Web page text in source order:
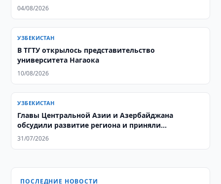
04/08/2026
УЗБЕКИСТАН
В ТГТУ открылось представительство
университета Нагаока
10/08/2026
УЗБЕКИСТАН
Главы Центральной Азии и Азербайджана
обсудили развитие региона и приняли
совместную декларацию
31/07/2026
ПОСЛЕДНИЕ НОВОСТИ